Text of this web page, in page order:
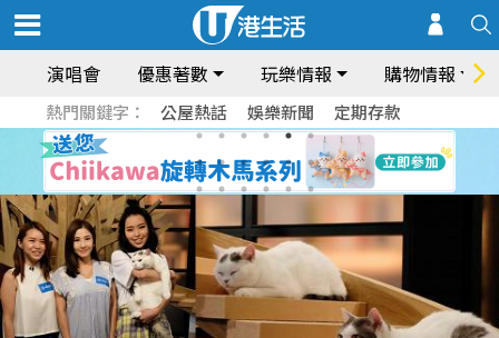
演唱會 優惠著數 玩樂情報 購物情報
熱門關鍵字： 公屋熱話 娛樂新聞 定期存款